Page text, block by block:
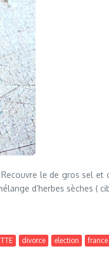
le de gros sel et
d’herbes sèches
divorce election